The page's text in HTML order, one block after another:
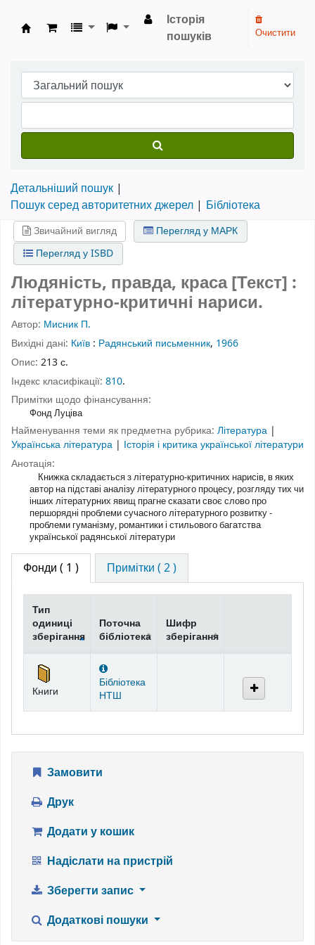
Бібліотека НТШ › Електронний каталог
Історія
пошуків
Очистити
Детальніший пошук
Пошук серед авторитетних джерел
Бібліотека
Звичайний вигляд
Перегляд у МАРК
Перегляд у ISBD
Людяність, правда, краса [Текст] :
літературно-критичні нариси.
Автор: Мисник П.
Вихідні дані: Київ : Радянський письменник, 1966
Опис: 213 с.
Індекс класифікації: 810.
Примітки щодо фінансування:
Фонд Луціва
Найменування теми як предметна рубрика: Література |
Українська література | Історія і критика української літератури
Анотація:
Книжка складається з літературно-критичних нарисів, в яких
автор на підставі аналізу літературного процесу, розгляду тих чи
інших літературних явищ прагне сказати своє слово про
першорядні проблеми сучасного літературного розвитку -
проблеми гуманізму, романтики і стильового багатства
української радянської літератури
Фонди ( 1 ) Примітки ( 2 )
Фонди
Тип
одиниці
зберігання
Поточна
бібліотека
Шифр
зберігання
Книги
Бібліотека
НТШ
Замовити
Друк
Додати у кошик
Надіслати на пристрій
Зберегти запис
Додаткові пошуки